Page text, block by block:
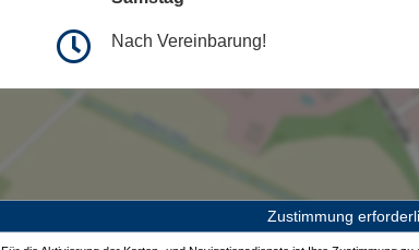
Nach Vereinbarung!
Zustimmung